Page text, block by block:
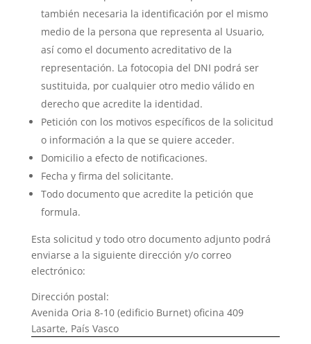
también necesaria la identificación por el mismo
medio de la persona que representa al Usuario,
así como el documento acreditativo de la
representación. La fotocopia del DNI podrá ser
sustituida, por cualquier otro medio válido en
derecho que acredite la identidad.
Petición con los motivos específicos de la solicitud
o información a la que se quiere acceder.
Domicilio a efecto de notificaciones.
Fecha y firma del solicitante.
Todo documento que acredite la petición que
formula.
Esta solicitud y todo otro documento adjunto podrá
enviarse a la siguiente dirección y/o correo
electrónico:
Dirección postal:
Avenida Oria 8-10 (edificio Burnet) oficina 409
Lasarte, País Vasco